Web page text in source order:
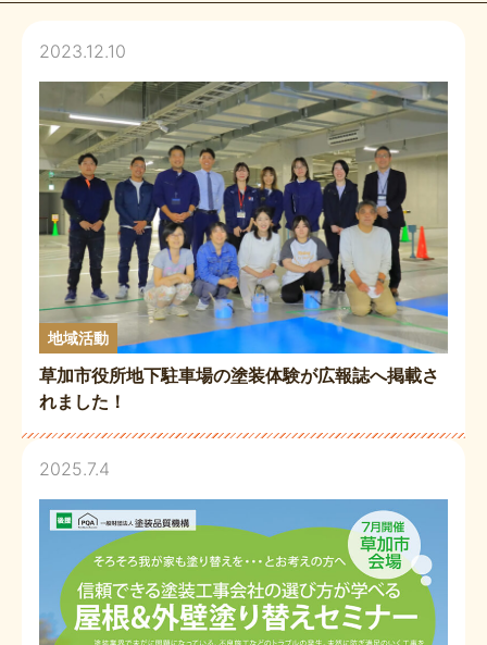
2023.12.10
地域活動
草加市役所地下駐車場の塗装体験が広報誌へ掲載さ
れました！
2025.7.4